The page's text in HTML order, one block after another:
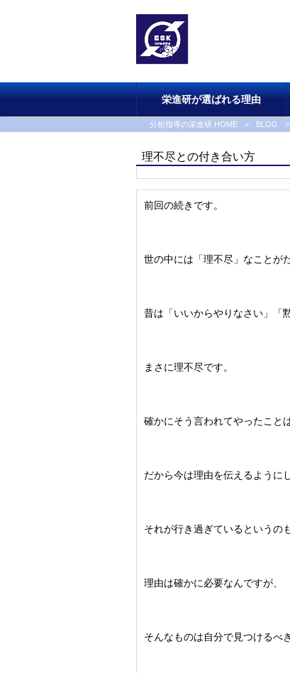
栄進研が選ばれる理由
分析指導の栄進研 HOME > BLOG >
理不尽との付き合い方
前回の続きです。
世の中には「理不尽」なことが
昔は「いいからやりなさい」「
まさに理不尽です。
確かにそう言われてやったこと
だから今は理由を伝えるように
それが行き過ぎているというの
理由は確かに必要なんですが、
そんなものは自分で見つけるべ